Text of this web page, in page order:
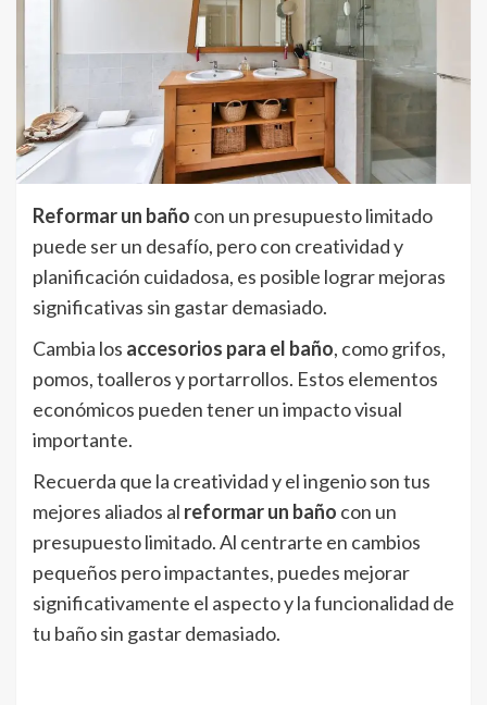
Reformar un baño con un presupuesto limitado
puede ser un desafío, pero con creatividad y
planificación cuidadosa, es posible lograr mejoras
significativas sin gastar demasiado.
Cambia los accesorios para el baño, como grifos,
pomos, toalleros y portarrollos. Estos elementos
económicos pueden tener un impacto visual
importante.
Recuerda que la creatividad y el ingenio son tus
mejores aliados al reformar un baño con un
presupuesto limitado. Al centrarte en cambios
pequeños pero impactantes, puedes mejorar
significativamente el aspecto y la funcionalidad de
tu baño sin gastar demasiado.